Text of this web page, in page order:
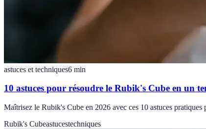
astuces et techniques6 min
10 astuces pour résoudre le Rubik's Cube en un
Maîtrisez le Rubik's Cube en 2026 avec ces 10 astuces
Rubik's Cubeastucestechniques